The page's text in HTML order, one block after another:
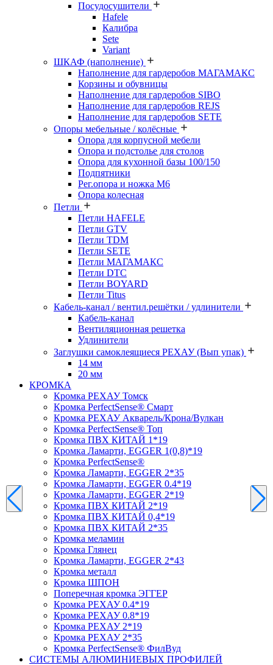
Посудосушители
Hafele
Калибра
Sete
Variant
ШКАФ (наполнение)
Наполнение для гардеробов МАГАМАКС
Корзины и обувницы
Наполнение для гардеробов SIBO
Наполнение для гардеробов REJS
Наполнение для гардеробов SETE
Опоры мебельные / колёсные
Опора для корпусной мебели
Опора и подстолье для столов
Опора для кухонной базы 100/150
Подпятники
Рег.опора и ножка М6
Опора колесная
Петли
Петли HAFELE
Петли GTV
Петли TDM
Петли SETE
Петли МАГАМАКС
Петли DTC
Петли BOYARD
Петли Titus
Кабель-канал / вентил.решётки / удлинители
Кабель-канал
Вентиляционная решетка
Удлинители
Заглушки самоклеящиеся РЕХАУ (Вып упак)
14 мм
20 мм
КРОМКА
Кромка PЕХАУ Томск
Кромка PerfectSense® Смарт
Кромка PЕХАУ Акварель/Крона/Вулкан
Кромка PerfectSense® Топ
Кромка ПВХ КИТАЙ 1*19
Кромка Ламарти, EGGER 1(0,8)*19
Кромка PerfectSense®
Кромка Ламарти, EGGER 2*35
Кромка Ламарти, EGGER 0.4*19
Кромка Ламарти, EGGER 2*19
Кромка ПВХ КИТАЙ 2*19
Кромка ПВХ КИТАЙ 0,4*19
Кромка ПВХ КИТАЙ 2*35
Кромка меламин
Кромка Глянец
Кромка Ламарти, EGGER 2*43
Кромка металл
Кромка ШПОН
Поперечная кромка ЭГГЕР
Кромка PЕХАУ 0.4*19
Кромка PЕХАУ 0.8*19
Кромка PЕХАУ 2*19
Кромка PЕХАУ 2*35
Кромка PerfectSense® ФилВуд
СИСТЕМЫ АЛЮМИНИЕВЫХ ПРОФИЛЕЙ